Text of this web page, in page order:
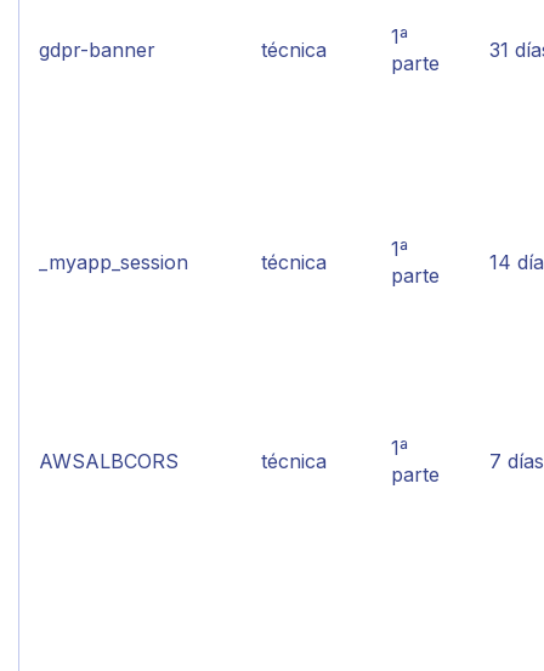
gdpr-banner técnica
1ª
parte
31
_myapp_session técnica
1ª
parte
14
AWSALBCORS técnica
1ª
parte
7 días